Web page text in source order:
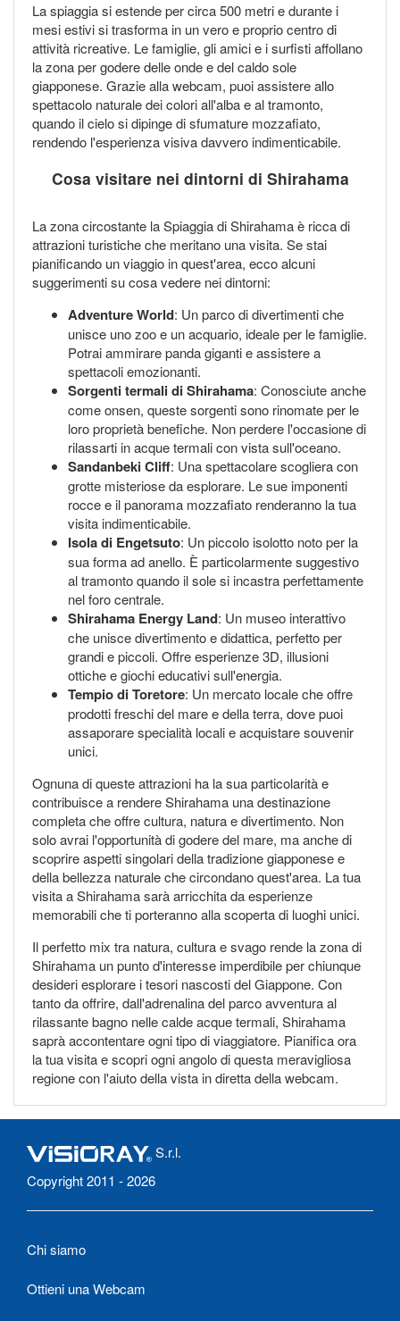
La spiaggia si estende per circa 500 metri e durante i
mesi estivi si trasforma in un vero e proprio centro di
attività ricreative. Le famiglie, gli amici e i surfisti affollano
la zona per godere delle onde e del caldo sole
giapponese. Grazie alla webcam, puoi assistere allo
spettacolo naturale dei colori all'alba e al tramonto,
quando il cielo si dipinge di sfumature mozzafiato,
rendendo l'esperienza visiva davvero indimenticabile.
Cosa visitare nei dintorni di Shirahama
La zona circostante la Spiaggia di Shirahama è ricca di
attrazioni turistiche che meritano una visita. Se stai
pianificando un viaggio in quest'area, ecco alcuni
suggerimenti su cosa vedere nei dintorni:
Adventure World: Un parco di divertimenti che
unisce uno zoo e un acquario, ideale per le famiglie.
Potrai ammirare panda giganti e assistere a
spettacoli emozionanti.
Sorgenti termali di Shirahama: Conosciute anche
come onsen, queste sorgenti sono rinomate per le
loro proprietà benefiche. Non perdere l'occasione di
rilassarti in acque termali con vista sull'oceano.
Sandanbeki Cliff: Una spettacolare scogliera con
grotte misteriose da esplorare. Le sue imponenti
rocce e il panorama mozzafiato renderanno la tua
visita indimenticabile.
Isola di Engetsuto: Un piccolo isolotto noto per la
sua forma ad anello. È particolarmente suggestivo
al tramonto quando il sole si incastra perfettamente
nel foro centrale.
Shirahama Energy Land: Un museo interattivo
che unisce divertimento e didattica, perfetto per
grandi e piccoli. Offre esperienze 3D, illusioni
ottiche e giochi educativi sull'energia.
Tempio di Toretore: Un mercato locale che offre
prodotti freschi del mare e della terra, dove puoi
assaporare specialità locali e acquistare souvenir
unici.
Ognuna di queste attrazioni ha la sua particolarità e
contribuisce a rendere Shirahama una destinazione
completa che offre cultura, natura e divertimento. Non
solo avrai l'opportunità di godere del mare, ma anche di
scoprire aspetti singolari della tradizione giapponese e
della bellezza naturale che circondano quest'area. La tua
visita a Shirahama sarà arricchita da esperienze
memorabili che ti porteranno alla scoperta di luoghi unici.
Il perfetto mix tra natura, cultura e svago rende la zona di
Shirahama un punto d'interesse imperdibile per chiunque
desideri esplorare i tesori nascosti del Giappone. Con
tanto da offrire, dall'adrenalina del parco avventura al
rilassante bagno nelle calde acque termali, Shirahama
saprà accontentare ogni tipo di viaggiatore. Pianifica ora
la tua visita e scopri ogni angolo di questa meravigliosa
regione con l'aiuto della vista in diretta della webcam.
S.r.l.
Copyright 2011 - 2026
Chi siamo
Ottieni una Webcam